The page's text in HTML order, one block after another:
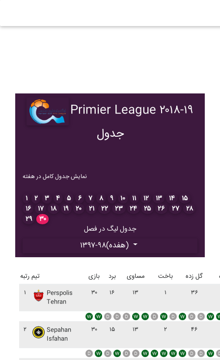
Primier League ۲۰۱۸-۱۹
جدول
نمایش جدول کامل در هفته
۱ ۲ ۳ ۴ ۵ ۶ ۷ ۸ ۹ ۱۰ ۱۱ ۱۲ ۱۳ ۱۴
۱۵
۱۶
۱۷ ۱۸ ۱۹ ۲۰ ۲۱ ۲۲ ۲۳ ۲۴ ۲۵ ۲۶ ۲۷
۲۸
۲۹
۳۰
جدول لیگ در فصل
۱۳۹۷-۹۸(هفده)
رتبه تیم بازی برد مساوی باخت گل زده
۱
Perspolis
Tehran
۳۰ ۱۶ ۱۳ ۱ ۳۶
۲
Sepahan
Isfahan
۳۰ ۱۵ ۱۳ ۲ ۴۶